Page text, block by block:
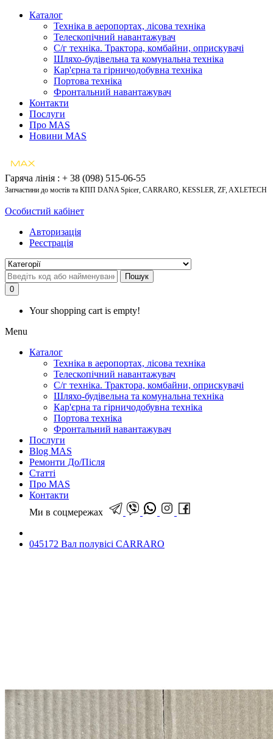
Каталог
Техніка в аеропортах, лісова техніка
Телескопічний навантажувач
С/г техніка. Трактора, комбайни, оприскувачі
Шляхо-будівельна та комунальна техніка
Кар'єрна та гірничодобувна техніка
Портова техніка
Фронтальний навантажувач
Контакти
Послуги
Про MAS
Новини MAS
Гаряча лінія : + 38 (098) 515-06-55
Запчастини до мостів та КПП DANA Spicer, CARRARO, KESSLER, ZF, AXLETECH
Особистий кабінет
Авторизація
Реєстрація
Пошук
0
Your shopping cart is empty!
Menu
Каталог
Техніка в аеропортах, лісова техніка
Телескопічний навантажувач
С/г техніка. Трактора, комбайни, оприскувачі
Шляхо-будівельна та комунальна техніка
Кар'єрна та гірничодобувна техніка
Портова техніка
Фронтальний навантажувач
Послуги
Blog MAS
Ремонти До/Після
Статті
Про MAS
Контакти
Ми в соцмережах
045172 Вал полувісі CARRARO